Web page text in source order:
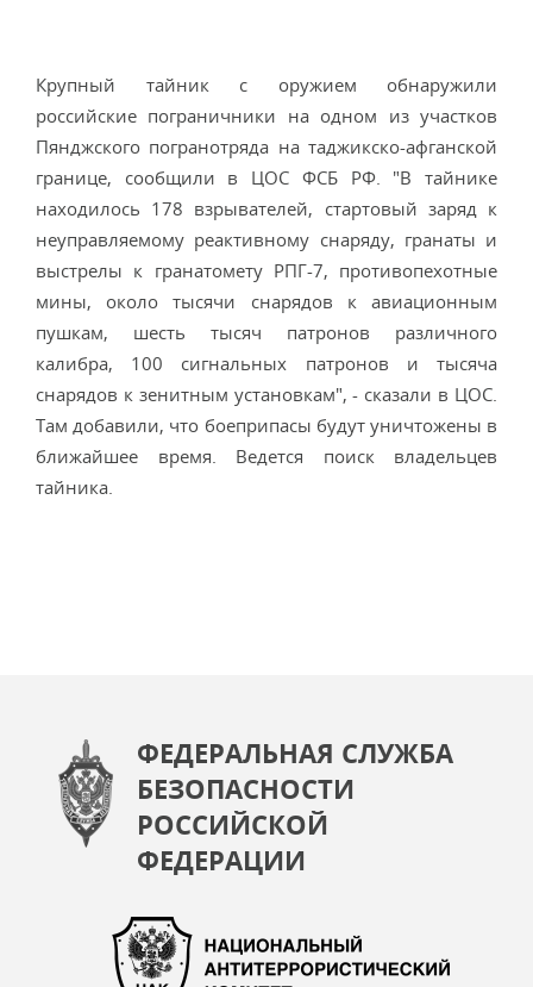
Крупный тайник с оружием обнаружили
российские пограничники на одном из участков
Пянджского погранотряда на таджикско-афганской
границе, сообщили в ЦОС ФСБ РФ. "В тайнике
находилось 178 взрывателей, стартовый заряд к
неуправляемому реактивному снаряду, гранаты и
выстрелы к гранатомету РПГ-7, противопехотные
мины, около тысячи снарядов к авиационным
пушкам, шесть тысяч патронов различного
калибра, 100 сигнальных патронов и тысяча
снарядов к зенитным установкам", - сказали в ЦОС.
Там добавили, что боеприпасы будут уничтожены в
ближайшее время. Ведется поиск владельцев
тайника.
ФЕДЕРАЛЬНАЯ СЛУЖБА
БЕЗОПАСНОСТИ
РОССИЙСКОЙ
ФЕДЕРАЦИИ